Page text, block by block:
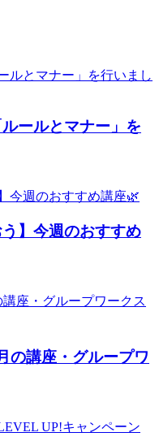
ールとマナー」を
】今週のおすすめ
の講座・グループワ